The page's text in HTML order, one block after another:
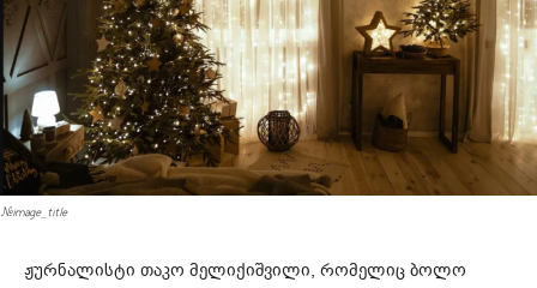
#image_title
ჟურნალისტი თაკო მელიქიშვილი, რომელიც ბოლო